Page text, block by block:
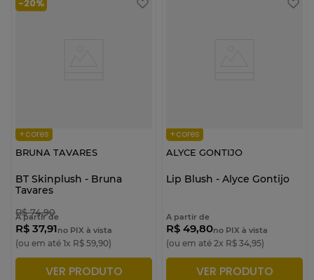
Construa makes incríveis para diferentes ocasiões com
-20%
+cores
BRUNA TAVARES
BT Skinplush - Bruna
Tavares
R$ 74,90
A partir de
R$ 37,91no PIX à vista
(ou em até 1x R$ 59,90)
ADICIONAR À SACOLA
VER PRODUTO
+cores
ALYCE GONTIJO
Lip Blush - Alyce Gontijo
A partir de
R$ 49,80no PIX à vista
(ou em até 2x R$ 34,95)
ADICIONAR À SACOLA
VER PRODUTO